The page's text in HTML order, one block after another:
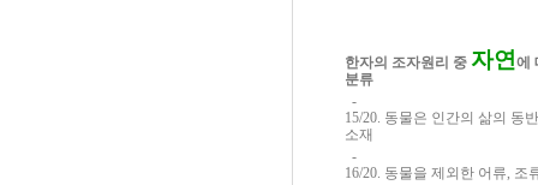
한자의 조자원리 중 자연 에
분류
-
15/20. 동물은 인간의 삶의 동
소재
-
16/20. 동물을 제외한 어류, 조